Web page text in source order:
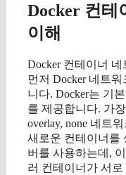
Docker 컨테
이해
Docker 컨테이너
먼저 Docker 네트
니다. Docker는 기
를 제공합니다. 가
overlay, none 네트
새로운 컨테이너를
버를 사용하는데,
러 컨테이너가 서